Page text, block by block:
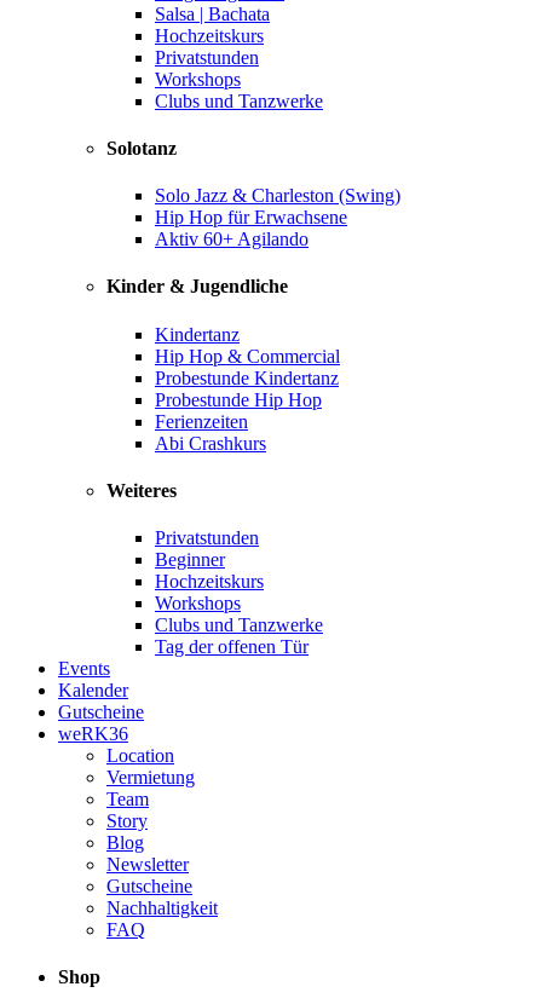
Salsa | Bachata
Hochzeitskurs
Privatstunden
Workshops
Clubs und Tanzwerke
Solotanz
Solo Jazz & Charleston (Swing)
Hip Hop für Erwachsene
Aktiv 60+ Agilando
Kinder & Jugendliche
Kindertanz
Hip Hop & Commercial
Probestunde Kindertanz
Probestunde Hip Hop
Ferienzeiten
Abi Crashkurs
Weiteres
Privatstunden
Beginner
Hochzeitskurs
Workshops
Clubs und Tanzwerke
Tag der offenen Tür
Events
Kalender
Gutscheine
weRK36
Location
Vermietung
Team
Story
Blog
Newsletter
Gutscheine
Nachhaltigkeit
FAQ
Shop